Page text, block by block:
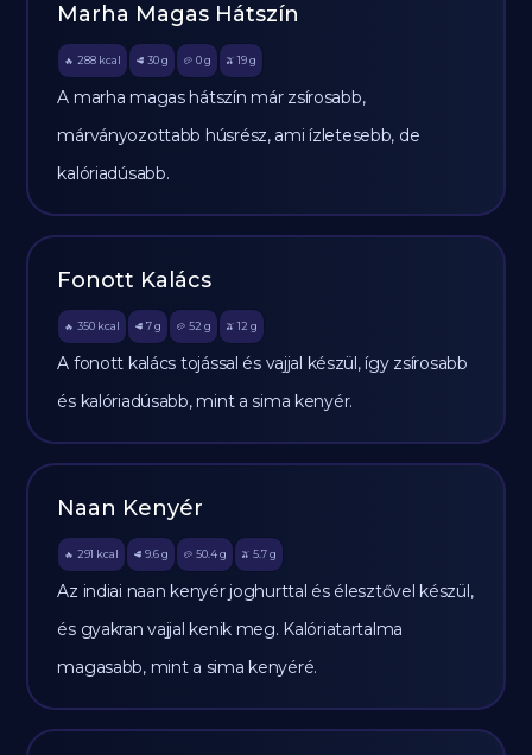
Marha Magas Hátszín
🔥 288 kcal 🥩 30 g 🥔 0g 🫒 19 g
A marha magas hátszín már zsírosabb,
márványozottabb húsrész, ami ízletesebb, de
kalóriadúsabb.
Fonott Kalács
🔥 350 kcal 🥩 7 g 🥔 52 g 🫒 12 g
A fonott kalács tojással és vajjal készül, így zsírosabb
és kalóriadúsabb, mint a sima kenyér.
Naan Kenyér
🔥 291 kcal 🥩 9.6 g 🥔 50.4g 🫒 5.7 g
Az indiai naan kenyér joghurttal és élesztővel készül,
és gyakran vajjal kenik meg. Kalóriatartalma
magasabb, mint a sima kenyéré.